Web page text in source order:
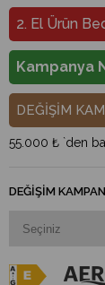
2. El Ürün
Kampanya
DEĞİŞİM
55.000 ₺ `den
DEĞIŞIM